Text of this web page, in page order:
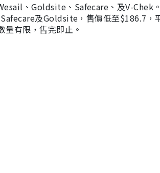
、Goldsite、Safecare、及V-Chek
及Goldsite，售價低至$186.7，
有限，售完即止。